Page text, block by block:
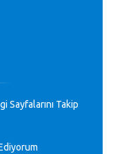
teveccüh
iletin
Sayfalarını Takip